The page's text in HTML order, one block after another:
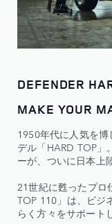
DEFENDER
MAKE YOUR
1950年代に人気を
デル「HARD TOP」
ーが、ついに日本上
21世紀に甦ったプロ
TOP 110」は、ビジ
らく方々をサポート